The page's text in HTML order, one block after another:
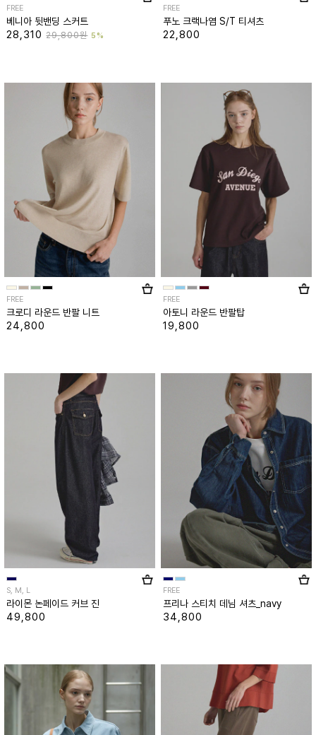
FREE
베니아 뒷밴딩 스커트
28,31029,800원 5%
FREE
푸노 크랙나염 S/T 티셔츠
22,800
FREE
크로디 라운드 반팔 니트
24,800
FREE
아토니 라운드 반팔탑
19,800
S, M, L
라이몬 논페이드 커브 진
49,800
FREE
프리나 스티치 데님 셔츠_navy
34,800